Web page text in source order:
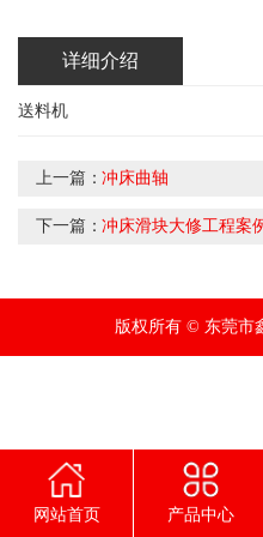
详细介绍
送料机
上一篇：冲床曲轴
下一篇：冲床滑块大修工程案
版权所有 © 东莞市
网站首页 产品中心